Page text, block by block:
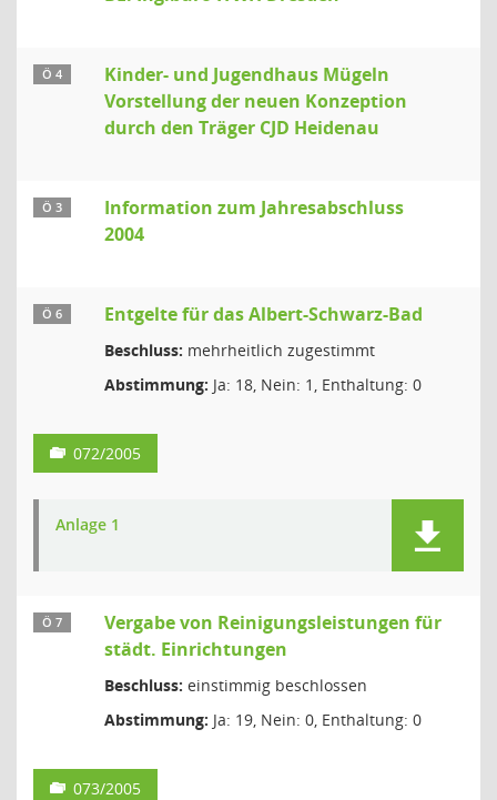
Ö 4
Kinder- und Jugendhaus Mügeln
Vorstellung der neuen Konzeption
durch den Träger CJD Heidenau
Ö 3
Information zum Jahresabschluss
2004
Ö 6 Entgelte für das Albert-Schwarz-Bad
Beschluss: mehrheitlich zugestimmt
Abstimmung: Ja: 18, Nein: 1, Enthaltung: 0
072/2005
Anlage 1
Ö 7
Vergabe von Reinigungsleistungen für
städt. Einrichtungen
Beschluss: einstimmig beschlossen
Abstimmung: Ja: 19, Nein: 0, Enthaltung: 0
073/2005